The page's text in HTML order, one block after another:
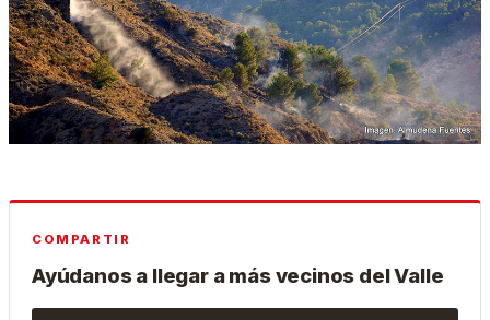
COMPARTIR
Ayúdanos a llegar a más vecinos del Valle